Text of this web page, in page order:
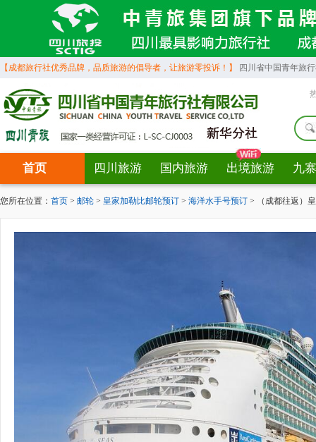
【成都旅行社优秀品牌，品质旅游的倡导者，让旅游零投诉！】 四川省中国青年旅
首页 四川旅游 国内旅游 出境旅游 九
您所在位置： 首页 > 邮轮 > 皇家加勒比邮轮预订 > 海洋水手号预订 > （成都往返）